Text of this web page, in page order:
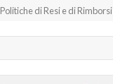
Politiche di Resi e di Rimborsi